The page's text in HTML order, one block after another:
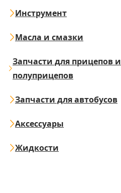
Инструмент
Масла и смазки
Запчасти для прицепов и
полуприцепов
Запчасти для автобусов
Аксессуары
Жидкости